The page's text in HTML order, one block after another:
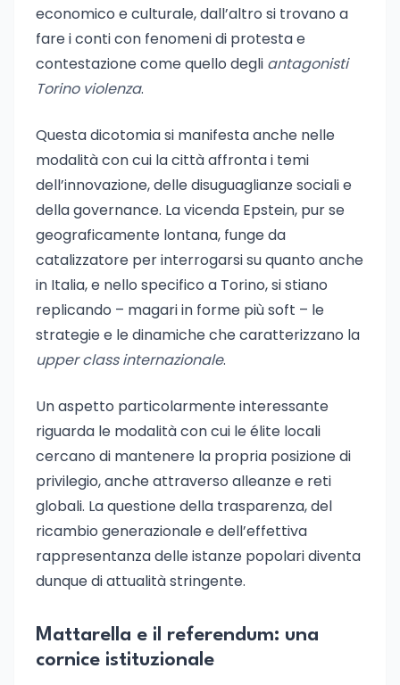
economico e culturale, dall’altro si trovano a
fare i conti con fenomeni di protesta e
contestazione come quello degli antagonisti
Torino violenza.
Questa dicotomia si manifesta anche nelle
modalità con cui la città affronta i temi
dell’innovazione, delle disuguaglianze sociali e
della governance. La vicenda Epstein, pur se
geograficamente lontana, funge da
catalizzatore per interrogarsi su quanto anche
in Italia, e nello specifico a Torino, si stiano
replicando – magari in forme più soft – le
strategie e le dinamiche che caratterizzano la
upper class internazionale.
Un aspetto particolarmente interessante
riguarda le modalità con cui le élite locali
cercano di mantenere la propria posizione di
privilegio, anche attraverso alleanze e reti
globali. La questione della trasparenza, del
ricambio generazionale e dell’effettiva
rappresentanza delle istanze popolari diventa
dunque di attualità stringente.
Mattarella e il referendum: una
cornice istituzionale